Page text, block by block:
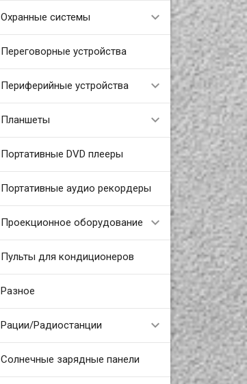
Охранные системы
Переговорные устройства
Периферийные устройства
Планшеты
Портативные DVD плееры
Портативные аудио рекордеры
Проекционное оборудование
Пульты для кондиционеров
Разное
Рации/Радиостанции
Солнечные зарядные панели